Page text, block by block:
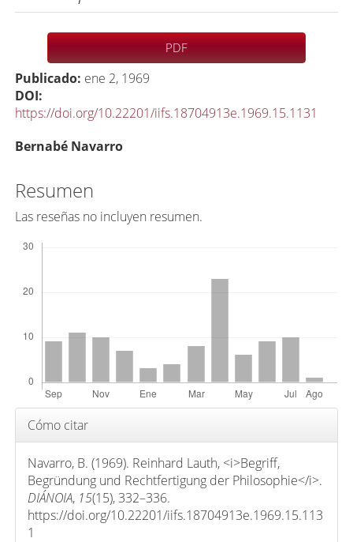
Barra
lateral
del
artículo
PDF
Publicado: ene 2, 1969
DOI:
https://doi.org/10.22201/iifs.18704913e.1969.15.1131
C
n
t
e
n
d
p
c
Bernabé Navarro
Resumen
Las reseñas no incluyen resumen.
Detalles
del
artículo
Cómo citar
Navarro, B. (1969). Reinhard Lauth, <i>Begriff,
Begründung und Rechtfertigung der Philosophie</i>.
DIÁNOIA, 15(15), 332–336.
https://doi.org/10.22201/iifs.18704913e.1969.15.113
1